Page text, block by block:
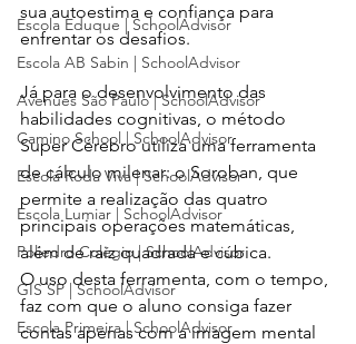
Escola Eduque | SchoolAdvisor
Escola AB Sabin | SchoolAdvisor
Avenues São Paulo | SchoolAdvisor
Camino School | SchoolAdvisor
Escola Roda Viva | SchoolAdvisor
Escola Lumiar | SchoolAdvisor
Poliedro Colégio | SchoolAdvisor
GIS SP | SchoolAdvisor
Escola Primeira | SchoolAdvisor
sua autoestima e confiança para
enfrentar os desafios.
Já para o desenvolvimento das
habilidades cognitivas, o método
Super Cérebro utiliza uma ferramenta
de cálculo milenar: o Soroban, que
permite a realização das quatro
principais operações matemáticas,
além de raiz quadrada e cúbica.
O uso desta ferramenta, com o tempo,
faz com que o aluno consiga fazer
contas apenas com a imagem mental